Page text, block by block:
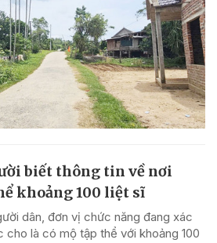
biết thông tin về nơi
khoảng 100 liệt sĩ
dân, đơn vị chức năng đang xác
là có mộ tập thể với khoảng 100